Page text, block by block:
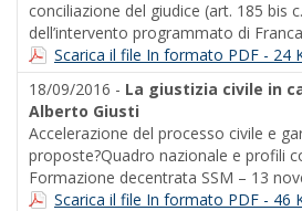
conciliazione del giudice (art. 185 bis
dell’intervento programmato di
Scarica il file In formato PDF - 24
18/09/2016 - La giustizia civile in
Alberto Giusti
Accelerazione del processo civile e
proposte?Quadro nazionale e profili
Formazione decentrata SSM – 13
Scarica il file In formato PDF - 46